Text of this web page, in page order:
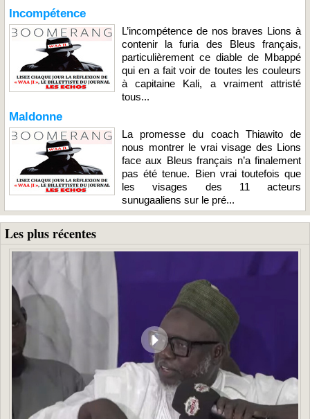
Incompétence
L’incompétence de nos braves Lions à
contenir la furia des Bleus français,
particulièrement ce diable de Mbappé
qui en a fait voir de toutes les couleurs
à capitaine Kali, a vraiment attristé
tous...
Maldonne
La promesse du coach Thiawito de
nous montrer le vrai visage des Lions
face aux Bleus français n’a finalement
pas été tenue. Bien vrai toutefois que
les visages des 11 acteurs
sunugaaliens sur le pré...
Les plus récentes